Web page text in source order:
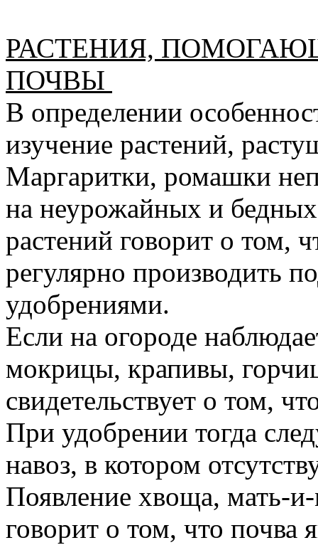
РАСТЕНИЯ,
ПОЧВЫ
В определении
изучение растений,
Маргаритки, ромашки
на неурожайных и
растений говорит о том,
регулярно производить
удобрениями.
Если на огороде
мокрицы, крапивы,
свидетельствует о том,
При удобрении тогда
навоз, в котором
Появление хвоща, мать-
говорит о том, что почва